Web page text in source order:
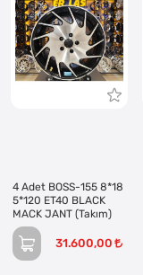
4 Adet BOSS-155 8*18
5*120 ET40 BLACK
MACK JANT (Takım)
31.600,00